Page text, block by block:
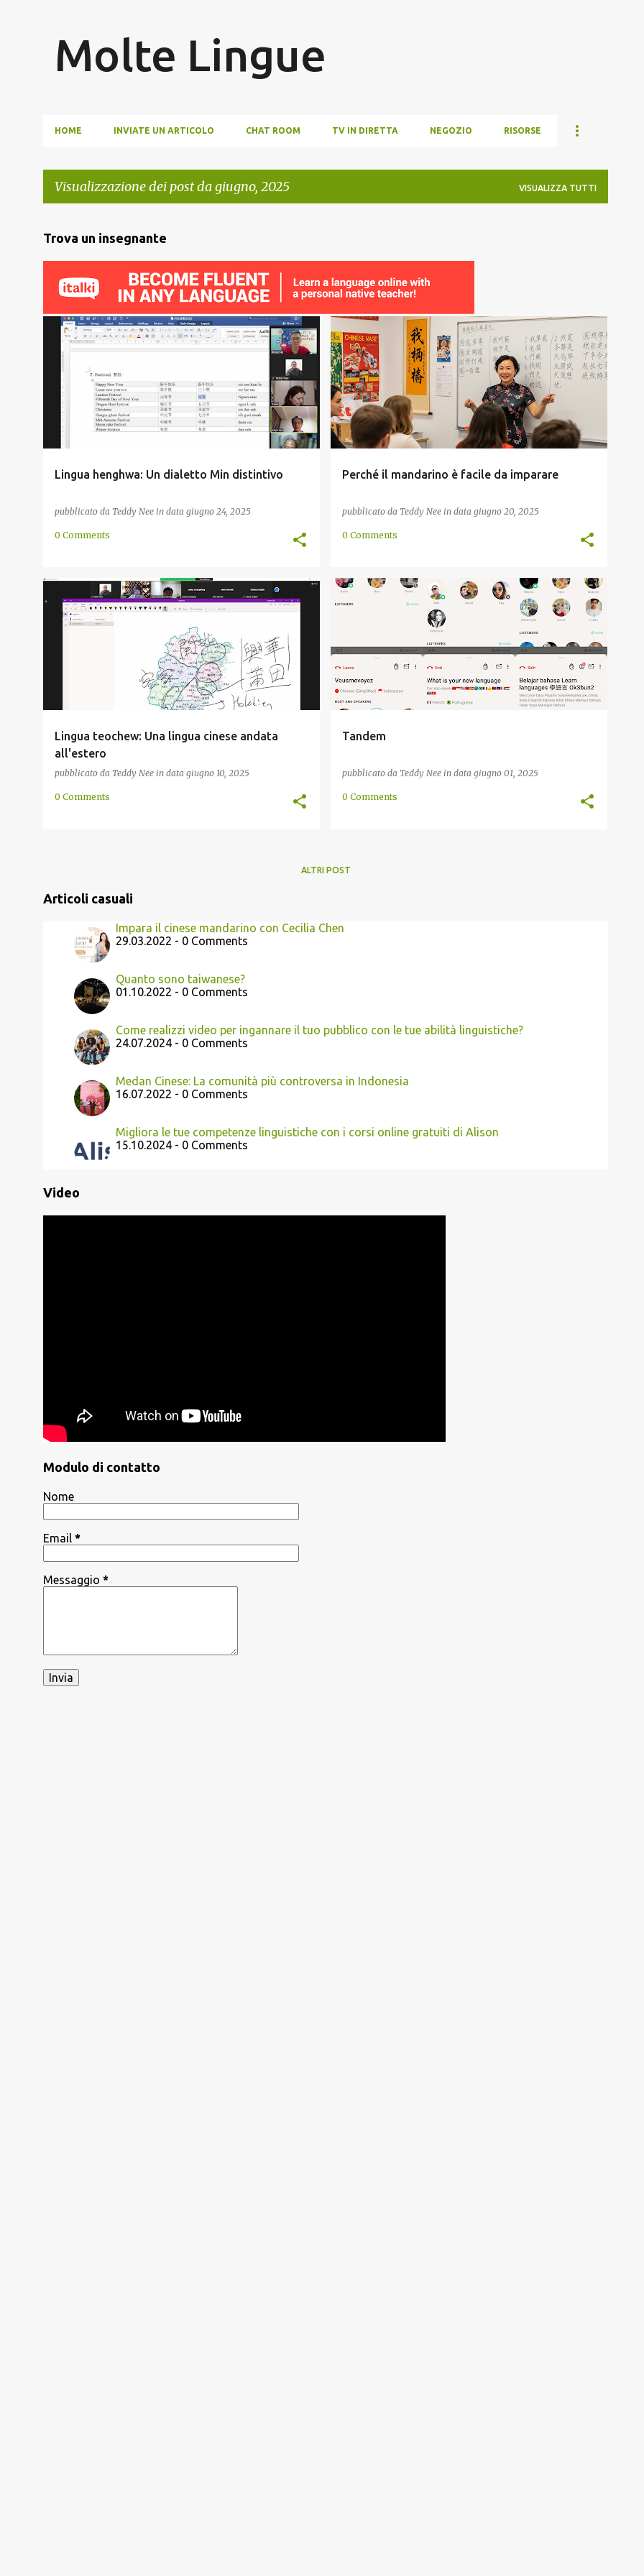
Molte Lingue
HOME INVIATE UN ARTICOLO CHAT ROOM TV IN DIRETTA NEGOZIO RISORSE
Visualizzazione dei post da giugno, 2025 VISUALIZZA TUTTI
P
o
Trova un insegnante
Lingua henghwa: Un dialetto Min distintivo
pubblicato da Teddy Nee in data giugno 24, 2025
CINA CINA MERIDIONALE CINESE COMUNITÀ +1
0 Comments
Perché il mandarino è facile da imparare
pubblicato da Teddy Nee in data giugno 20, 2025
DENARO GLOBALIZZAZIONE INSEGNANTE ONLINE
+
POTERE
0 Comments
Lingua teochew: Una lingua cinese andata
all'estero
pubblicato da Teddy Nee in data giugno 10, 2025
CINA CINA MERIDIONALE CINESE COMUNITÀ +1
0 Comments
Tandem
pubblicato da Teddy Nee in data giugno 01, 2025
APPRENDIMENTO ASCOLTO CONVERSAZIONE
SOCIAL MEDIA
0 Comments
ALTRI POST
Articoli casuali
Impara il cinese mandarino con Cecilia Chen
29.03.2022 - 0 Comments
Quanto sono taiwanese?
01.10.2022 - 0 Comments
Come realizzi video per ingannare il tuo pubblico con le tue abilità linguistiche?
24.07.2024 - 0 Comments
Medan Cinese: La comunità più controversa in Indonesia
16.07.2022 - 0 Comments
Migliora le tue competenze linguistiche con i corsi online gratuiti di Alison
15.10.2024 - 0 Comments
Video
Modulo di contatto
Nome
Email *
Messaggio *